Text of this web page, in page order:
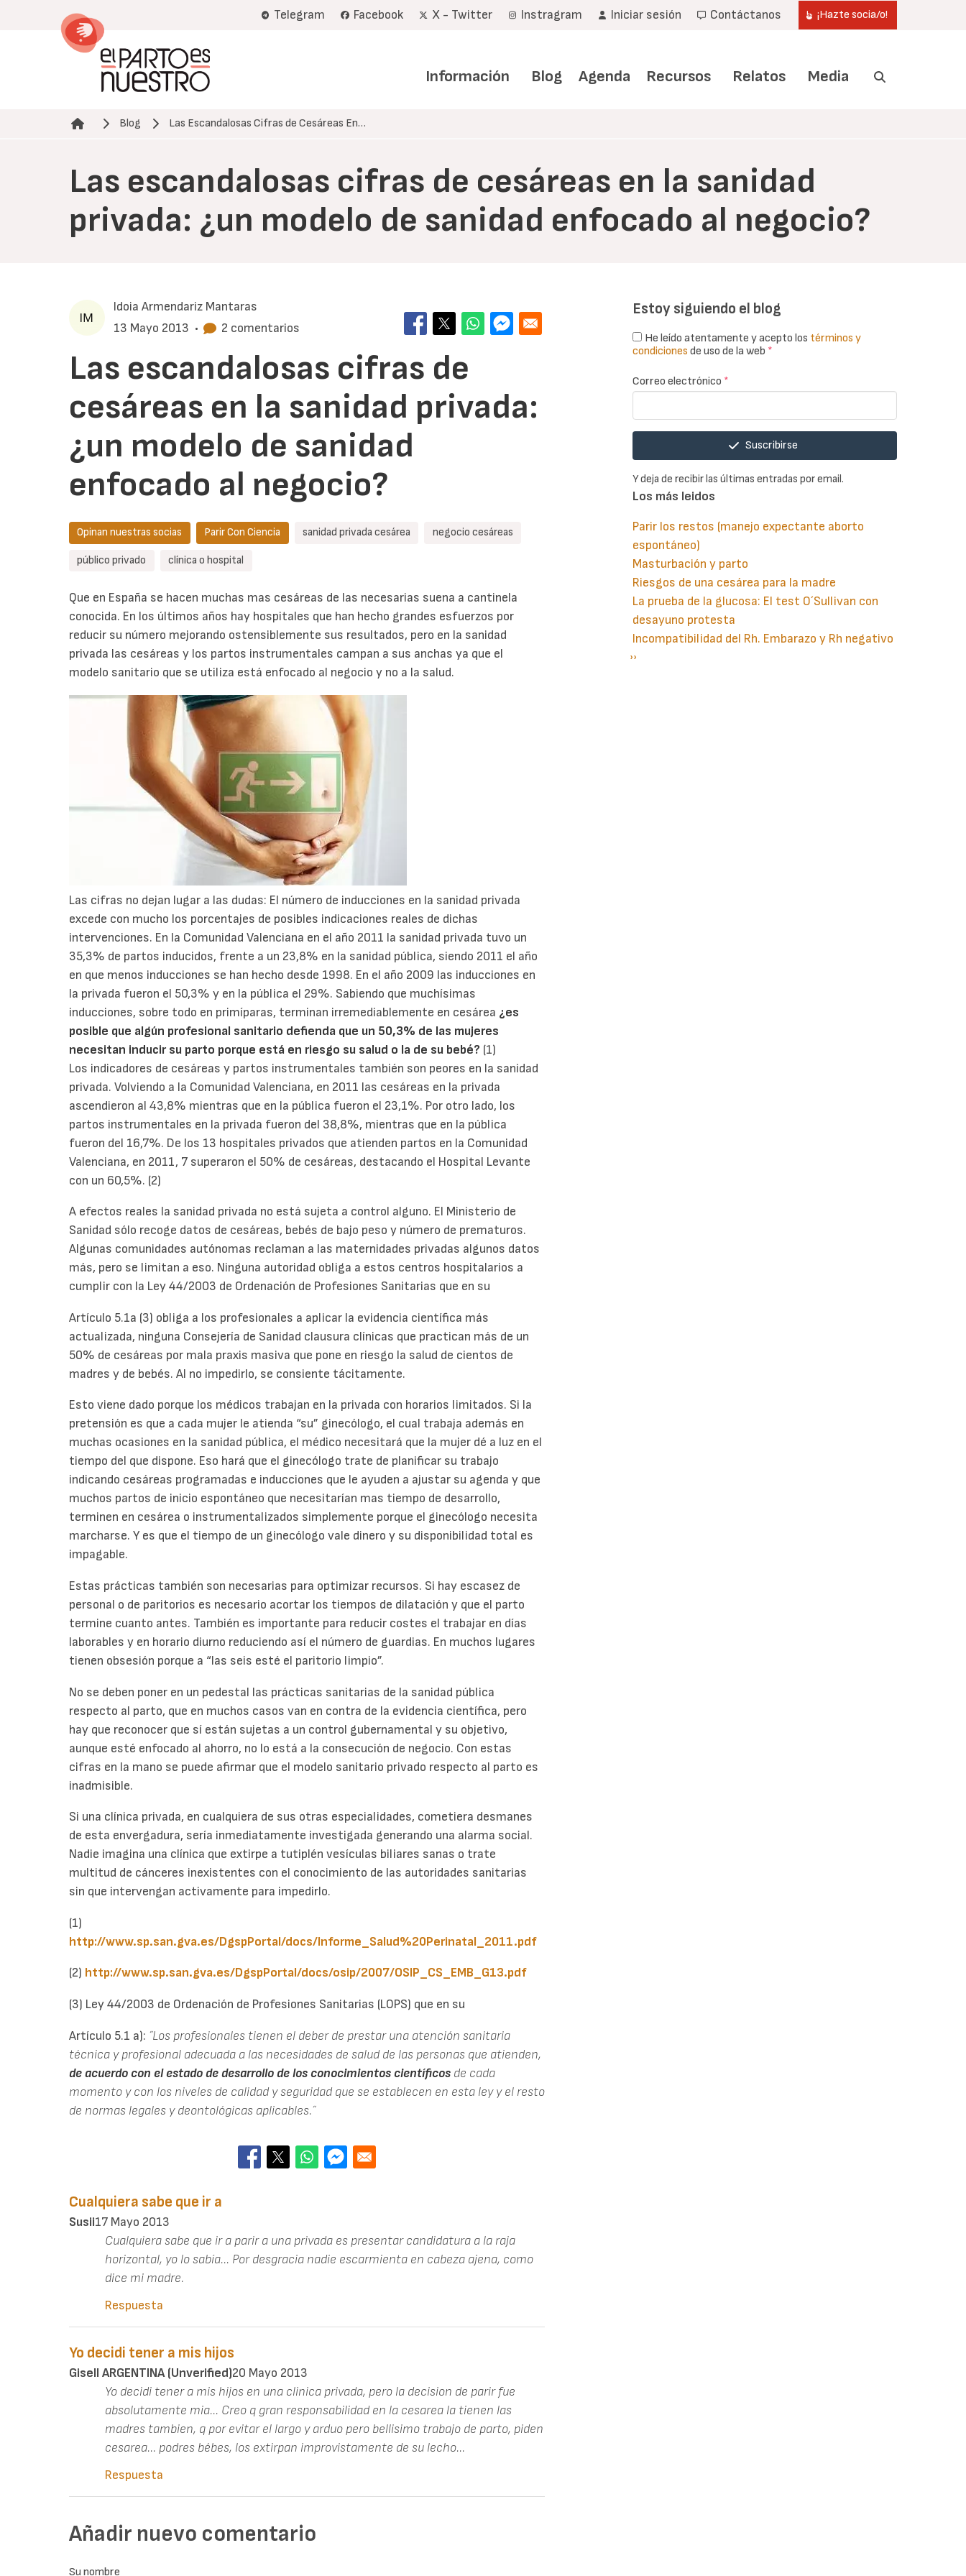
Telegram Facebook X - Twitter Instragram Iniciar sesión Contáctanos ¡Hazte socia/o!
Información Blog Agenda Recursos Relatos Media
Ruta de navegación
Blog Las Escandalosas Cifras de Cesáreas En…
Las escandalosas cifras de cesáreas en la sanidad
privada: ¿un modelo de sanidad enfocado al negocio?
Idoia Armendariz Mantaras
13 Mayo 2013 • 2 comentarios
Las escandalosas cifras de
cesáreas en la sanidad privada:
¿un modelo de sanidad
enfocado al negocio?
Opinan nuestras socias Parir Con Ciencia sanidad privada cesárea negocio cesáreas
público privado clínica o hospital
Que en España se hacen muchas mas cesáreas de las necesarias suena a cantinela
conocida. En los últimos años hay hospitales que han hecho grandes esfuerzos por
reducir su número mejorando ostensiblemente sus resultados, pero en la sanidad
privada las cesáreas y los partos instrumentales campan a sus anchas ya que el
modelo sanitario que se utiliza está enfocado al negocio y no a la salud.
Las cifras no dejan lugar a las dudas: El número de inducciones en la sanidad privada
excede con mucho los porcentajes de posibles indicaciones reales de dichas
intervenciones. En la Comunidad Valenciana en el año 2011 la sanidad privada tuvo un
35,3% de partos inducidos, frente a un 23,8% en la sanidad pública, siendo 2011 el año
en que menos inducciones se han hecho desde 1998. En el año 2009 las inducciones en
la privada fueron el 50,3% y en la pública el 29%. Sabiendo que muchísimas
inducciones, sobre todo en primíparas, terminan irremediablemente en cesárea ¿es
posible que algún profesional sanitario defienda que un 50,3% de las mujeres
necesitan inducir su parto porque está en riesgo su salud o la de su bebé? (1)
Los indicadores de cesáreas y partos instrumentales también son peores en la sanidad
privada. Volviendo a la Comunidad Valenciana, en 2011 las cesáreas en la privada
ascendieron al 43,8% mientras que en la pública fueron el 23,1%. Por otro lado, los
partos instrumentales en la privada fueron del 38,8%, mientras que en la pública
fueron del 16,7%. De los 13 hospitales privados que atienden partos en la Comunidad
Valenciana, en 2011, 7 superaron el 50% de cesáreas, destacando el Hospital Levante
con un 60,5%. (2)
A efectos reales la sanidad privada no está sujeta a control alguno. El Ministerio de
Sanidad sólo recoge datos de cesáreas, bebés de bajo peso y número de prematuros.
Algunas comunidades autónomas reclaman a las maternidades privadas algunos datos
más, pero se limitan a eso. Ninguna autoridad obliga a estos centros hospitalarios a
cumplir con la Ley 44/2003 de Ordenación de Profesiones Sanitarias que en su
Artículo 5.1a (3) obliga a los profesionales a aplicar la evidencia científica más
actualizada, ninguna Consejería de Sanidad clausura clínicas que practican más de un
50% de cesáreas por mala praxis masiva que pone en riesgo la salud de cientos de
madres y de bebés. Al no impedirlo, se consiente tácitamente.
Esto viene dado porque los médicos trabajan en la privada con horarios limitados. Si la
pretensión es que a cada mujer le atienda “su” ginecólogo, el cual trabaja además en
muchas ocasiones en la sanidad pública, el médico necesitará que la mujer dé a luz en el
tiempo del que dispone. Eso hará que el ginecólogo trate de planificar su trabajo
indicando cesáreas programadas e inducciones que le ayuden a ajustar su agenda y que
muchos partos de inicio espontáneo que necesitarían mas tiempo de desarrollo,
terminen en cesárea o instrumentalizados simplemente porque el ginecólogo necesita
marcharse. Y es que el tiempo de un ginecólogo vale dinero y su disponibilidad total es
impagable.
Estas prácticas también son necesarias para optimizar recursos. Si hay escasez de
personal o de paritorios es necesario acortar los tiempos de dilatación y que el parto
termine cuanto antes. También es importante para reducir costes el trabajar en días
laborables y en horario diurno reduciendo así el número de guardias. En muchos lugares
tienen obsesión porque a “las seis esté el paritorio limpio”.
No se deben poner en un pedestal las prácticas sanitarias de la sanidad pública
respecto al parto, que en muchos casos van en contra de la evidencia científica, pero
hay que reconocer que sí están sujetas a un control gubernamental y su objetivo,
aunque esté enfocado al ahorro, no lo está a la consecución de negocio. Con estas
cifras en la mano se puede afirmar que el modelo sanitario privado respecto al parto es
inadmisible.
Si una clínica privada, en cualquiera de sus otras especialidades, cometiera desmanes
de esta envergadura, sería inmediatamente investigada generando una alarma social.
Nadie imagina una clínica que extirpe a tutiplén vesículas biliares sanas o trate
multitud de cánceres inexistentes con el conocimiento de las autoridades sanitarias
sin que intervengan activamente para impedirlo.
(1)
http://www.sp.san.gva.es/DgspPortal/docs/Informe_Salud%20Perinatal_2011.pdf
(2) http://www.sp.san.gva.es/DgspPortal/docs/osip/2007/OSIP_CS_EMB_G13.pdf
(3) Ley 44/2003 de Ordenación de Profesiones Sanitarias (LOPS) que en su
Artículo 5.1 a): ˝Los profesionales tienen el deber de prestar una atención sanitaria
técnica y profesional adecuada a las necesidades de salud de las personas que atienden,
de acuerdo con el estado de desarrollo de los conocimientos científicos de cada
momento y con los niveles de calidad y seguridad que se establecen en esta ley y el resto
de normas legales y deontológicas aplicables.˝
Cualquiera sabe que ir a
Susii17 Mayo 2013
Cualquiera sabe que ir a parir a una privada es presentar candidatura a la raja
horizontal, yo lo sabía... Por desgracia nadie escarmienta en cabeza ajena, como
dice mi madre.
Respuesta
Yo decidi tener a mis hijos
Gisell ARGENTINA (unverified)20 Mayo 2013
Yo decidi tener a mis hijos en una clinica privada, pero la decision de parir fue
absolutamente mia... Creo q gran responsabilidad en la cesarea la tienen las
madres tambien, q por evitar el largo y arduo pero bellisimo trabajo de parto, piden
cesarea... podres bébes, los extirpan improvistamente de su lecho...
Respuesta
Añadir nuevo comentario
Su nombre
Estoy siguiendo el blog
He leído atentamente y acepto los términos y
condiciones de uso de la web *
Correo electrónico *
Suscribirse
Y deja de recibir las últimas entradas por email.
Los más leidos
Parir los restos (manejo expectante aborto
espontáneo)
Masturbación y parto
Riesgos de una cesárea para la madre
La prueba de la glucosa: El test O´Sullivan con
desayuno protesta
Incompatibilidad del Rh. Embarazo y Rh negativo
Paginación
Siguiente
››